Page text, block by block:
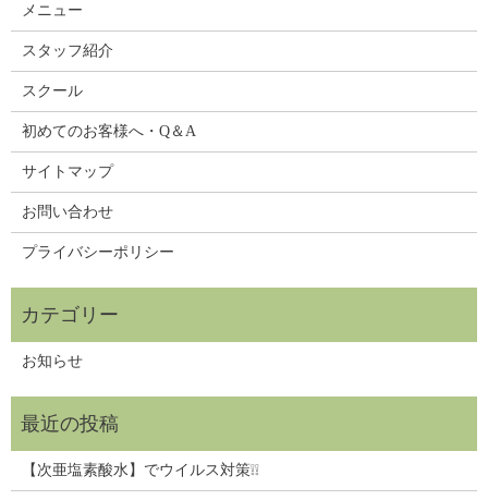
メニュー
スタッフ紹介
スクール
初めてのお客様へ・Q＆A
サイトマップ
お問い合わせ
プライバシーポリシー
お知らせ
【次亜塩素酸水】でウイルス対策❕❕